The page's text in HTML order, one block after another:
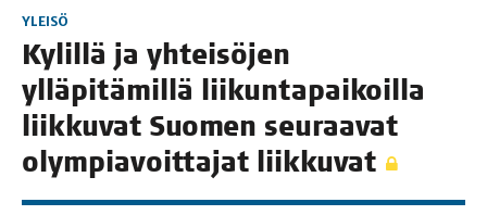
YLEISÖ
Kylil­lä ja yhtei­sö­jen
yllä­pi­tä­mil­lä lii­kun­ta­pai­koil­la
liik­ku­vat Suo­men seu­raa­vat
olym­pia­voit­ta­jat liikkuvat